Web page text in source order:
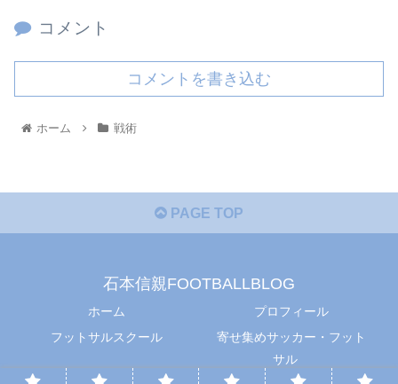
コメント
コメントを書き込む
ホーム 戦術
PAGE TOP
石本信親FOOTBALLBLOG
ホーム
プロフィール
フットサルスクール
寄せ集めサッカー・フット
サル